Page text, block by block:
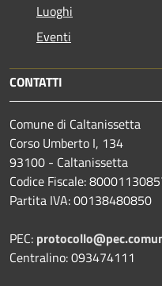
Luoghi
Eventi
CONTATTI
Comune di Caltanissetta
Corso Umberto I, 134
93100 - Caltanissetta
Codice Fiscale:
Partita IVA: 00138480850
PEC:
Centralino: 093474111